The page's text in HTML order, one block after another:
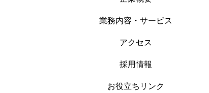
業務内容・サービス
アクセス
採用情報
お役立ちリンク